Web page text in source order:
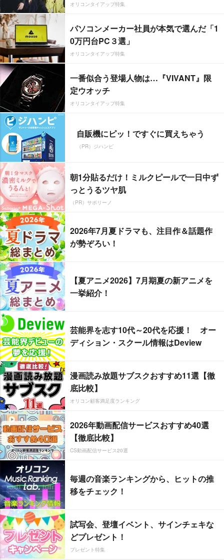
オリコンタイアップ特集
パソコンメーカー社員が本気で選んだ「1
0万円台PC３選」
オリコンタイアップ特集
一番似合う登場人物は…『VIVANT』限
定ウオッチ
オリコンタイアップ特集
自販機にピッ！ですぐに買えちゃう
（PR）ジハンピ
朝1分貼るだけ！ミルクピールで一日中ず
っとうるツヤ肌
（PR）サボリーノ
2026年7月夏ドラマも、注目作＆話題作
が勢ぞろい！
【夏アニメ2026】7月期夏の新アニメを
一挙紹介！
芸能界を志す10代～20代を応援！ オー
ディション・スクール情報はDeview
漫画読み放題サブスクおすすめ11選【徹
底比較】
オリコン顧客満足度ランキング
2026年動画配信サービスおすすめ40選
【徹底比較】
CS動画配信サービス20選
毎週の音楽ランキングから、ヒットの推
移をチェック！
試写会、登壇イベント、サインチェキな
どプレゼント！
プレゼント特集